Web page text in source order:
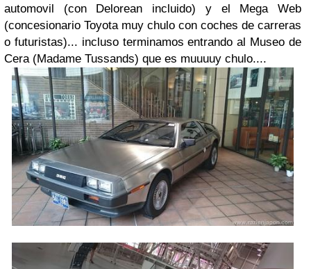
automovil (con Delorean incluido) y el Mega Web
(concesionario Toyota muy chulo con coches de carreras
o futuristas)... incluso terminamos entrando al Museo de
Cera (Madame Tussands) que es muuuuy chulo....